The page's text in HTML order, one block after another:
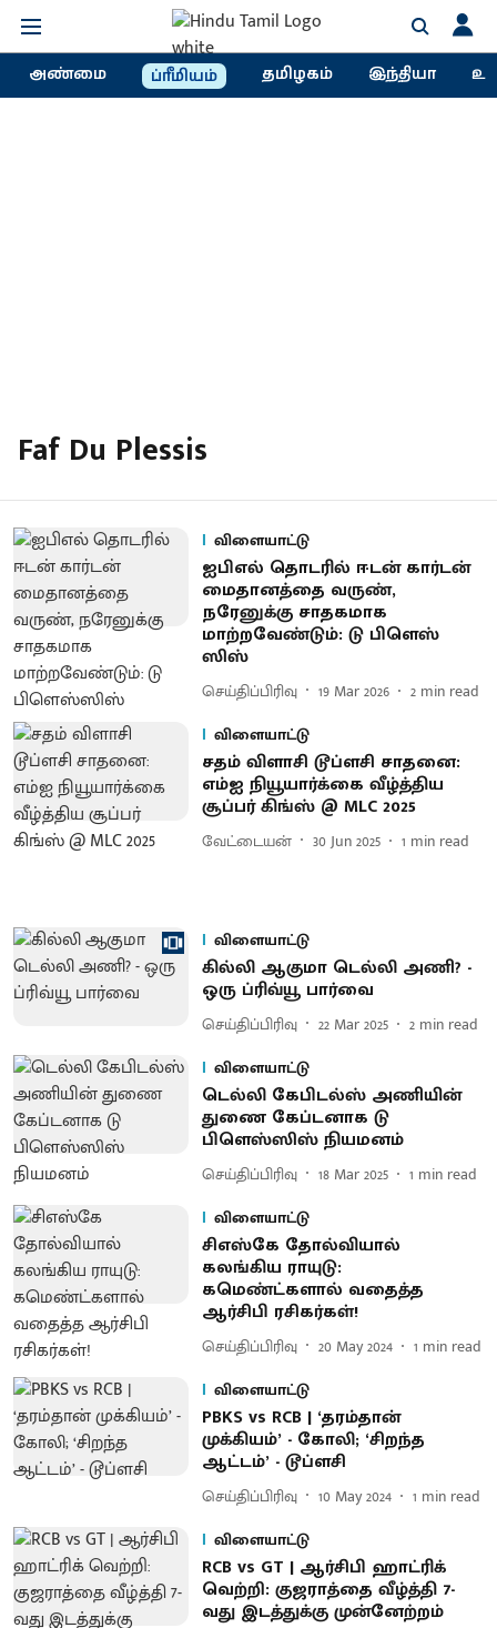
அண்மை ப்ரீமியம் தமிழகம் இந்தியா
Faf Du Plessis
விளையாட்டு
ஐபிஎல் தொடரில் ஈடன் கார்டன்
மைதானத்தை வருண்,
நரேனுக்கு சாதகமாக
மாற்றவேண்டும்: டு பிளெஸ்​
ஸிஸ்
செய்திப்பிரிவு 19 Mar 2026 2 min read
விளையாட்டு
சதம் விளாசி டூப்ளசி சாதனை:
எம்ஐ நியூயார்க்கை வீழ்த்திய
சூப்பர் கிங்ஸ் @ MLC 2025
வேட்டையன் 30 Jun 2025 1 min read
விளையாட்டு
கில்லி ஆகுமா டெல்லி அணி? -
ஒரு ப்ரிவ்யூ பார்வை
செய்திப்பிரிவு 22 Mar 2025 2 min read
விளையாட்டு
டெல்லி கேபிடல்ஸ் அணியின்
துணை கேப்டனாக டு
பிளெஸ்ஸிஸ் நியமனம்
செய்திப்பிரிவு 18 Mar 2025 1 min read
விளையாட்டு
சிஎஸ்கே தோல்வியால்
கலங்கிய ராயுடு:
கமெண்ட்களால் வதைத்த
ஆர்சிபி ரசிகர்கள்!
செய்திப்பிரிவு 20 May 2024 1 min read
விளையாட்டு
PBKS vs RCB | ‘தரம்தான்
முக்கியம்’ - கோலி; ‘சிறந்த
ஆட்டம்’ - டூப்ளசி
செய்திப்பிரிவு 10 May 2024 1 min read
விளையாட்டு
RCB vs GT | ஆர்சிபி ஹாட்ரிக்
வெற்றி: குஜராத்தை வீழ்த்தி 7-
வது இடத்துக்கு முன்னேற்றம்